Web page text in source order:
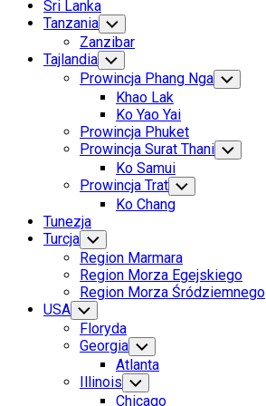
Sri Lanka
Tanzania Toggle
Child
Menu
Zanzibar
Tajlandia Toggle
Child
Menu
Prowincja Phang Nga Toggle
Child
Khao Lak
Ko Yao Yai
Prowincja Phuket
Prowincja Surat Thani Toggle
Child
Ko Samui
Prowincja Trat Toggle
Child
Menu
Ko Chang
Tunezja
Current
Page
Parent
Turcja Toggle
Child
Menu
Current
Page:
Region Marmara
Region Morza Egejskiego
Region Morza Śródziemnego
USA Toggle
Child
Menu
Floryda
Georgia Toggle
Child
Menu
Atlanta
Illinois Toggle
Child
Chicago